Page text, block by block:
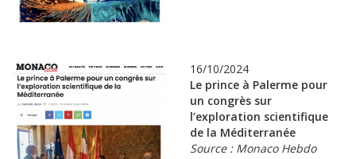
16/10/2024
Le prince à Palerme pour
un congrès sur
l’exploration scientifique
de la Méditerranée
Source : Monaco Hebdo